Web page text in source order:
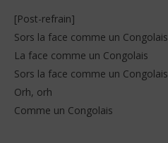
[Post-refrain]
Sors la face comme un Congolais
La face comme un Congolais
Sors la face comme un Congolais
Orh, orh
Comme un Congolais